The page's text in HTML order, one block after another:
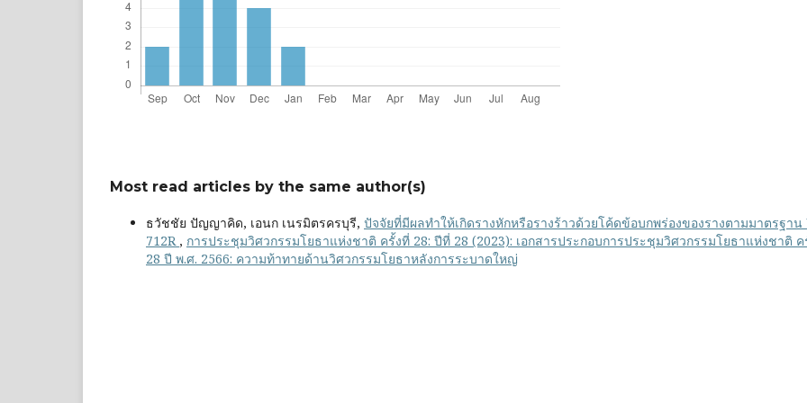
Most read articles by the same author(s)
ธวัชชัย ปัญญาคิด, เอนก เนรมิตรครบุรี, ปัจจัยที่มีผลทำให้เกิดรางหักหรือรางร้าวด้วยโค้ดข้อบกพร่องของรางตามมาตรฐาน
712R , การประชุมวิศวกรรมโยธาแห่งชาติ ครั้งที่ 28: ปีที่ 28 (2023): เอกสารประกอบการประชุมวิศวกรรมโยธาแห่งชาติ ค
28 ปี พ.ศ. 2566: ความท้าทายด้านวิศวกรรมโยธาหลังการระบาดใหญ่